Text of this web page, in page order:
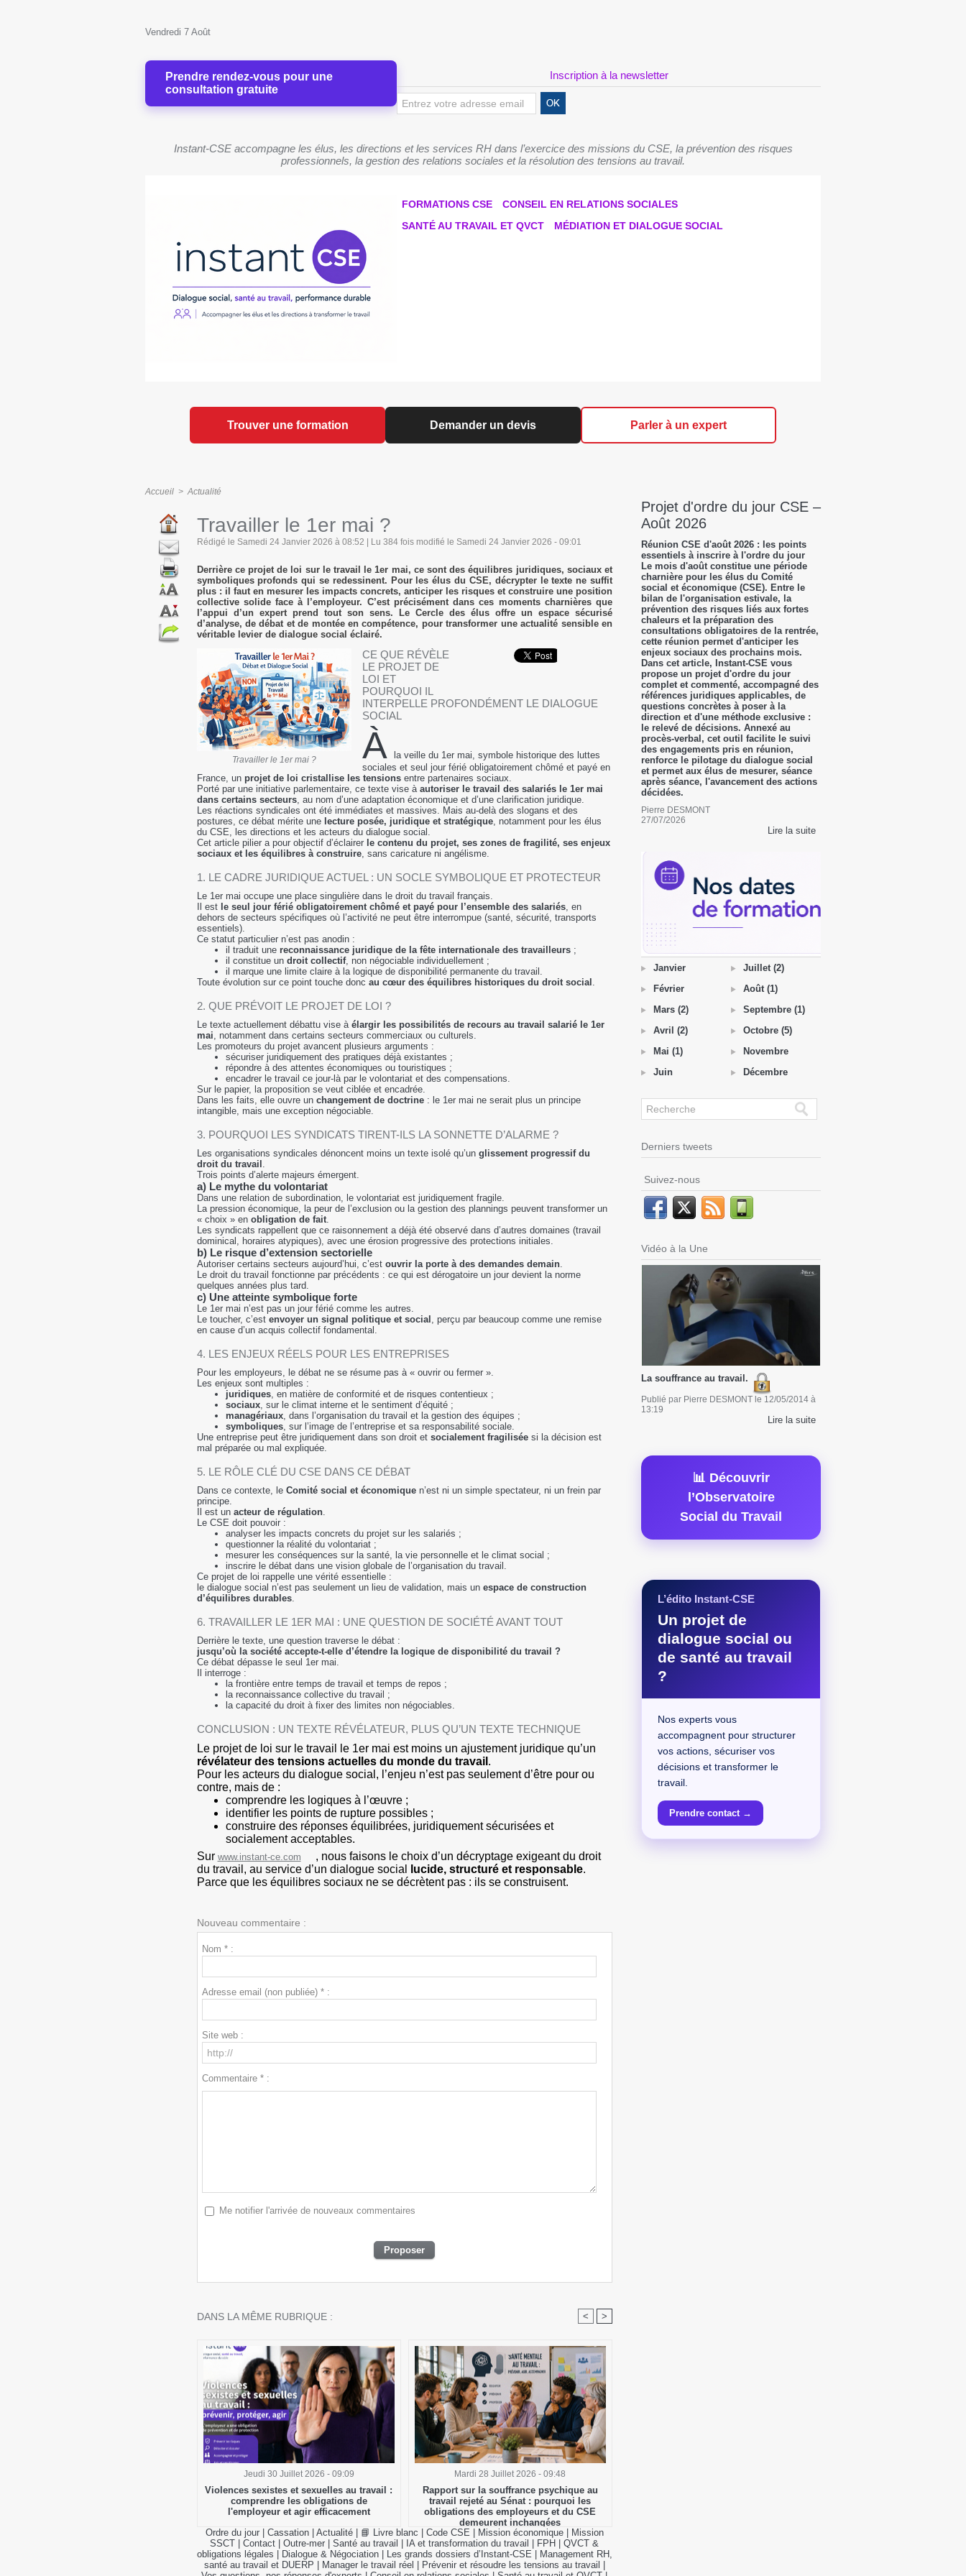
Vendredi 7 Août
Prendre rendez-vous pour une
consultation gratuite
Inscription à la newsletter
Instant-CSE accompagne les élus, les directions et les services RH dans l’exercice des missions du CSE, la prévention des risques
professionnels, la gestion des relations sociales et la résolution des tensions au travail.
FORMATIONS CSE
CONSEIL EN RELATIONS SOCIALES
SANTÉ AU TRAVAIL ET QVCT
MÉDIATION ET DIALOGUE SOCIAL
Trouver une formation Demander un devis Parler à un expert
Accueil > Actualité
Travailler le 1er mai ?
Rédigé le Samedi 24 Janvier 2026 à 08:52 | Lu 384 fois modifié le Samedi 24 Janvier 2026 - 09:01
Derrière ce projet de loi sur le travail le 1er mai, ce sont des équilibres juridiques, sociaux et
symboliques profonds qui se redessinent. Pour les élus du CSE, décrypter le texte ne suffit
plus : il faut en mesurer les impacts concrets, anticiper les risques et construire une position
collective solide face à l’employeur. C’est précisément dans ces moments charnières que
l’appui d’un expert prend tout son sens. Le Cercle des élus offre un espace sécurisé
d’analyse, de débat et de montée en compétence, pour transformer une actualité sensible en
véritable levier de dialogue social éclairé.
Travailler le 1er mai ?
CE QUE RÉVÈLE
LE PROJET DE
LOI ET
POURQUOI IL
INTERPELLE PROFONDÉMENT LE DIALOGUE
SOCIAL
À
la veille du 1er mai, symbole historique des luttes
sociales et seul jour férié obligatoirement chômé et payé en
France, un projet de loi cristallise les tensionsentre partenaires sociaux.
Porté par une initiative parlementaire, ce texte vise à autoriser le travail des salariés le 1er mai
dans certains secteurs, au nom d’une adaptation économique et d’une clarification juridique.
Les réactions syndicales ont été immédiates et massives. Mais au-delà des slogans et des
postures, ce débat mérite une lecture posée, juridique et stratégique, notamment pour les élus
du CSE, les directions et les acteurs du dialogue social.
Cet article pilier a pour objectif d’éclairer le contenu du projet, ses zones de fragilité, ses enjeux
sociaux et les équilibres à construire, sans caricature ni angélisme.
1. LE CADRE JURIDIQUE ACTUEL : UN SOCLE SYMBOLIQUE ET PROTECTEUR
Le 1er mai occupe une place singulière dans le droit du travail français.
Il est le seul jour férié obligatoirement chômé et payé pour l’ensemble des salariés, en
dehors de secteurs spécifiques où l’activité ne peut être interrompue (santé, sécurité, transports
essentiels).
Ce statut particulier n’est pas anodin :
il traduit une reconnaissance juridique de la fête internationale des travailleurs;
il constitue un droit collectif, non négociable individuellement ;
il marque une limite claire à la logique de disponibilité permanente du travail.
Toute évolution sur ce point touche donc au cœur des équilibres historiques du droit social .
2. QUE PRÉVOIT LE PROJET DE LOI ?
Le texte actuellement débattu vise à élargir les possibilités de recours au travail salarié le 1er
mai, notamment dans certains secteurs commerciaux ou culturels.
Les promoteurs du projet avancent plusieurs arguments :
sécuriser juridiquement des pratiques déjà existantes ;
répondre à des attentes économiques ou touristiques ;
encadrer le travail ce jour-là par le volontariat et des compensations.
Sur le papier, la proposition se veut ciblée et encadrée.
Dans les faits, elle ouvre un changement de doctrine: le 1er mai ne serait plus un principe
intangible, mais une exception négociable.
3. POURQUOI LES SYNDICATS TIRENT-ILS LA SONNETTE D’ALARME ?
Les organisations syndicales dénoncent moins un texte isolé qu’un glissement progressif du
droit du travail .
Trois points d’alerte majeurs émergent.
a) Le mythe du volontariat
Dans une relation de subordination, le volontariat est juridiquement fragile.
La pression économique, la peur de l’exclusion ou la gestion des plannings peuvent transformer un
« choix » en obligation de fait.
Les syndicats rappellent que ce raisonnement a déjà été observé dans d’autres domaines (travail
dominical, horaires atypiques), avec une érosion progressive des protections initiales.
b) Le risque d’extension sectorielle
Autoriser certains secteurs aujourd’hui, c’est ouvrir la porte à des demandes demain.
Le droit du travail fonctionne par précédents : ce qui est dérogatoire un jour devient la norme
quelques années plus tard.
c) Une atteinte symbolique forte
Le 1er mai n’est pas un jour férié comme les autres.
Le toucher, c’est envoyer un signal politique et social , perçu par beaucoup comme une remise
en cause d’un acquis collectif fondamental.
4. LES ENJEUX RÉELS POUR LES ENTREPRISES
Pour les employeurs, le débat ne se résume pas à « ouvrir ou fermer ».
Les enjeux sont multiples :
juridiques, en matière de conformité et de risques contentieux ;
sociaux, sur le climat interne et le sentiment d’équité ;
managériaux, dans l’organisation du travail et la gestion des équipes ;
symboliques, sur l’image de l’entreprise et sa responsabilité sociale.
Une entreprise peut être juridiquement dans son droit et socialement fragiliséesi la décision est
mal préparée ou mal expliquée.
5. LE RÔLE CLÉ DU CSE DANS CE DÉBAT
Dans ce contexte, le Comité social et économiquen’est ni un simple spectateur, ni un frein par
principe.
Il est un acteur de régulation.
Le CSE doit pouvoir :
analyser les impacts concrets du projet sur les salariés ;
questionner la réalité du volontariat ;
mesurer les conséquences sur la santé, la vie personnelle et le climat social ;
inscrire le débat dans une vision globale de l’organisation du travail.
Ce projet de loi rappelle une vérité essentielle :
le dialogue social n’est pas seulement un lieu de validation, mais un espace de construction
d’équilibres durables.
6. TRAVAILLER LE 1ER MAI : UNE QUESTION DE SOCIÉTÉ AVANT TOUT
Derrière le texte, une question traverse le débat :
jusqu’où la société accepte-t-elle d’étendre la logique de disponibilité du travail ?
Ce débat dépasse le seul 1er mai.
Il interroge :
la frontière entre temps de travail et temps de repos ;
la reconnaissance collective du travail ;
la capacité du droit à fixer des limites non négociables.
CONCLUSION : UN TEXTE RÉVÉLATEUR, PLUS QU’UN TEXTE TECHNIQUE
Le projet de loi sur le travail le 1er mai est moins un ajustement juridique qu’un
révélateur des tensions actuelles du monde du travail .
Pour les acteurs du dialogue social, l’enjeu n’est pas seulement d’être pour ou
contre, mais de :
comprendre les logiques à l’œuvre ;
identifier les points de rupture possibles ;
construire des réponses équilibrées, juridiquement sécurisées et
socialement acceptables.
Sur www.instant-ce.com
, nous faisons le choix d’un décryptage exigeant du droit
du travail, au service d’un dialogue social
lucide, structuré et responsable.
Parce que les équilibres sociaux ne se décrètent pas : ils se construisent.
Nouveau commentaire :
Nom * :
Adresse email (non publiée) * :
Site web :
Commentaire * :
Me notifier l'arrivée de nouveaux commentaires
DANS LA MÊME RUBRIQUE : < >
Jeudi 30 Juillet 2026 - 09:09
Violences sexistes et sexuelles au travail :
comprendre les obligations de
l'employeur et agir efficacement
Mardi 28 Juillet 2026 - 09:48
Rapport sur la souffrance psychique au
travail rejeté au Sénat : pourquoi les
obligations des employeurs et du CSE
demeurent inchangées
Ordre du jour | Cassation | Actualité | 📘 Livre blanc | Code CSE | Mission économique | Mission
SSCT |Contact |Outre-mer |Santé au travail | IA et transformation du travail | FPH |QVCT &
obligations légales | Dialogue & Négociation | Les grands dossiers d’Instant-CSE | Management RH,
santé au travail et DUERP | Manager le travail réel | Prévenir et résoudre les tensions au travail |
Projet d'ordre du jour CSE –
Août 2026
Réunion CSE d'août 2026 : les points
essentiels à inscrire à l'ordre du jour
Le mois d'août constitue une période
charnière pour les élus du Comité
social et économique (CSE). Entre le
bilan de l'organisation estivale, la
prévention des risques liés aux fortes
chaleurs et la préparation des
consultations obligatoires de la rentrée,
cette réunion permet d'anticiper les
enjeux sociaux des prochains mois.
Dans cet article, Instant-CSE vous
propose un projet d'ordre du jour
complet et commenté, accompagné des
références juridiques applicables, de
questions concrètes à poser à la
direction et d'une méthode exclusive :
le relevé de décisions. Annexé au
procès-verbal, cet outil facilite le suivi
des engagements pris en réunion,
renforce le pilotage du dialogue social
et permet aux élus de mesurer, séance
après séance, l'avancement des actions
décidées.
Pierre DESMONT
27/07/2026
Lire la suite
Janvier
Février
Mars (2)
Avril (2)
Mai (1)
Juin
Juillet (2)
Août (1)
Septembre (1)
Octobre (5)
Novembre
Décembre
Derniers tweets
Suivez-nous
Vidéo à la Une
La souffrance au travail.
Publié par Pierre DESMONT le 12/05/2014 à
13:19
Lire la suite
📊 Découvrir
l’Observatoire
Social du Travail
L’édito Instant-CSE
Un projet de
dialogue social ou
de santé au travail
?
Nos experts vous
accompagnent pour structurer
vos actions, sécuriser vos
décisions et transformer le
travail.
Prendre contact →